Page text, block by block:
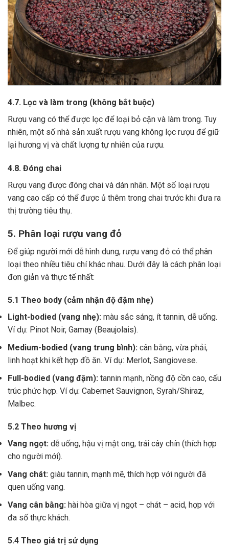
4.7. Lọc và làm trong (không bắt buộc)
Rượu vang có thể được lọc để loại bỏ cặn và làm trong. Tuy
nhiên, một số nhà sản xuất rượu vang không lọc rượu để giữ
lại hương vị và chất lượng tự nhiên của rượu.
4.8. Đóng chai
Rượu vang được đóng chai và dán nhãn. Một số loại rượu
vang cao cấp có thể được ủ thêm trong chai trước khi đưa ra
thị trường tiêu thụ.
5. Phân loại rượu vang đỏ
Để giúp người mới dễ hình dung, rượu vang đỏ có thể phân
loại theo nhiều tiêu chí khác nhau. Dưới đây là cách phân loại
đơn giản và thực tế nhất:
5.1 Theo body (cảm nhận độ đậm nhẹ)
Light-bodied (vang nhẹ): màu sắc sáng, ít tannin, dễ uống.
Ví dụ: Pinot Noir, Gamay (Beaujolais).
Medium-bodied (vang trung bình): cân bằng, vừa phải,
linh hoạt khi kết hợp đồ ăn. Ví dụ: Merlot, Sangiovese.
Full-bodied (vang đậm): tannin mạnh, nồng độ cồn cao, cấu
trúc phức hợp. Ví dụ: Cabernet Sauvignon, Syrah/Shiraz,
Malbec.
5.2 Theo hương vị
Vang ngọt: dễ uống, hậu vị mật ong, trái cây chín (thích hợp
cho người mới).
Vang chát: giàu tannin, mạnh mẽ, thích hợp với người đã
quen uống vang.
Vang cân bằng: hài hòa giữa vị ngọt – chát – acid, hợp với
đa số thực khách.
5.4 Theo giá trị sử dụng